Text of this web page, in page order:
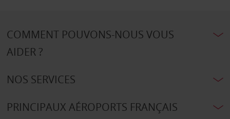
COMMENT POUVONS-NOUS VOUS
AIDER ?
NOS SERVICES
PRINCIPAUX AÉROPORTS FRANÇAIS